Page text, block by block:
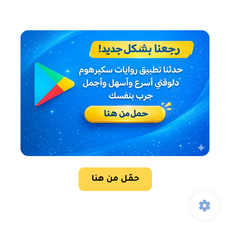
حمّل من هنا